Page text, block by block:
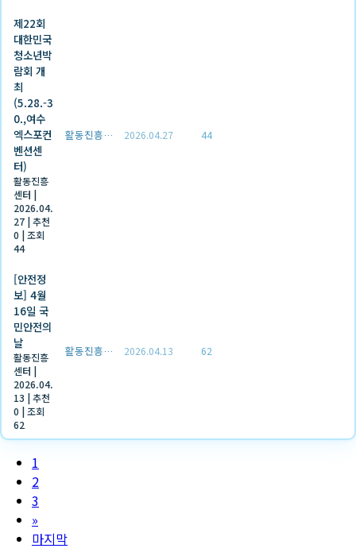
제22회
대한민국
청소년박
람회 개
최
(5.28.-3
0.,여수
엑스포컨
벤션센
터)
활동진흥
센터 |
2026.04.
27 |추천
0 |조회
44
활동진흥센터 2026.04.27 44
[안전정
보] 4월
16일 국
민안전의
날
활동진흥
센터 |
2026.04.
13 |추천
0 |조회
62
활동진흥센터 2026.04.13 62
1
2
3
»
마지막